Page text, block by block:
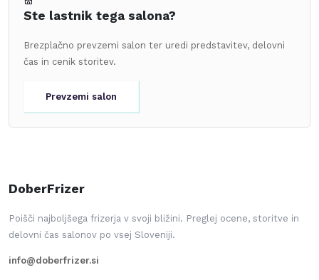
Ste lastnik tega salona?
Brezplačno prevzemi salon ter uredi predstavitev, delovni
čas in cenik storitev.
Prevzemi salon
DoberFrizer
Poišči najboljšega frizerja v svoji bližini. Preglej ocene, storitve in
delovni čas salonov po vsej Sloveniji.
info@doberfrizer.si